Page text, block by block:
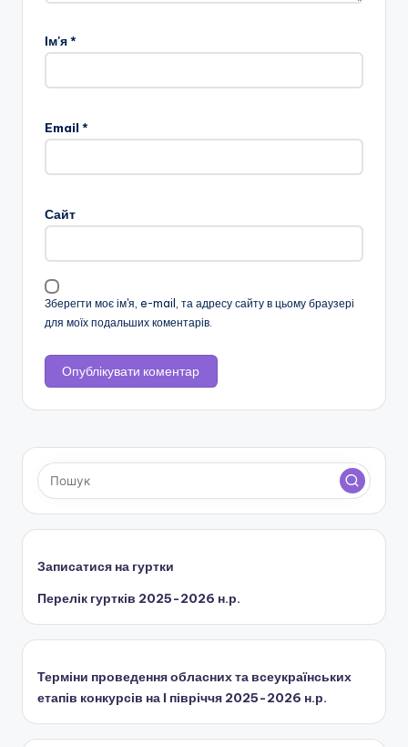
о
с
и
"
і
н
е
с
ь
к
б
л
а
с
Ім'я*
Email *
Сайт
Зберегти моє ім'я, e-mail, та адресу сайту в цьому браузері
для моїх подальших коментарів.
Записатися на гуртки
Перелік гуртків 2025-2026 н.р.
Терміни проведення обласних та всеукраїнських
етапів конкурсів на І півріччя 2025-2026 н.р.